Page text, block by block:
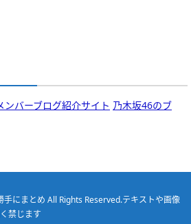
ンバーブログ紹介サイト 乃木坂46のブ
手にまとめ All Rights Reserved.テキストや画像
禁じます